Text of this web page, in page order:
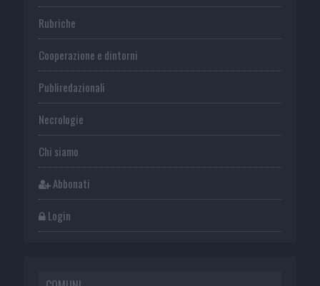
Rubriche
Cooperazione e dintorni
Publiredazionali
Necrologie
Chi siamo
Abbonati
Login